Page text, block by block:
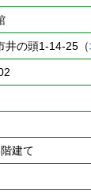
井の頭1-14-25（
建て